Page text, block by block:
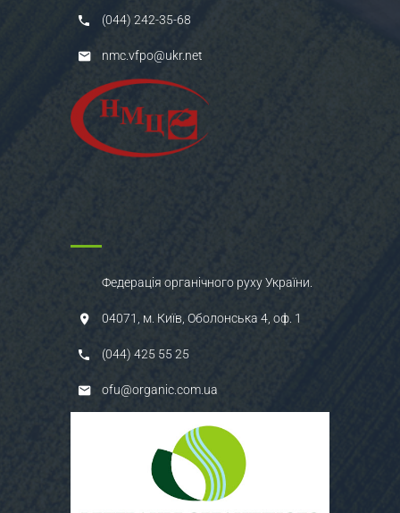
(044) 242-35-68
nmc.vfpo@ukr.net
Федерація органічного руху України.
04071, м. Київ, Оболонська 4, оф. 1
(044) 425 55 25
ofu@organic.com.ua